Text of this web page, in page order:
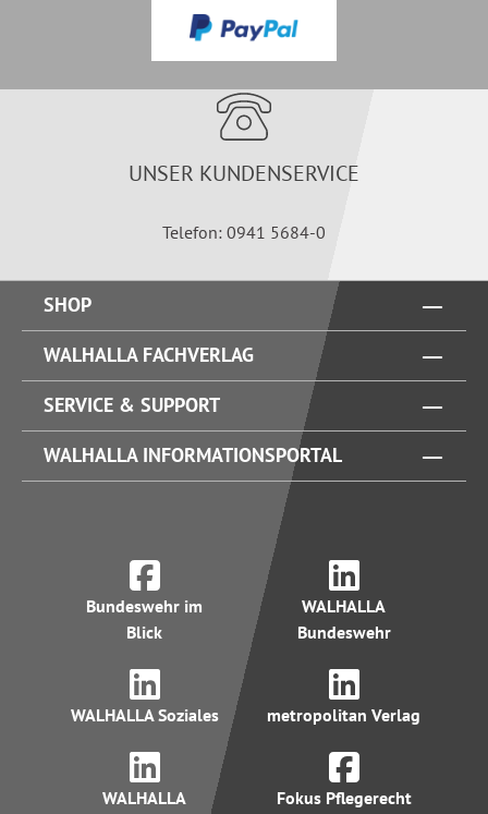
UNSER KUNDENSERVICE
Telefon: 0941 5684-0
SHOP
WALHALLA FACHVERLAG
SERVICE & SUPPORT
WALHALLA INFORMATIONSPORTAL
Bundeswehr im
Blick
WALHALLA
Bundeswehr
WALHALLA Soziales metropolitan Verlag
WALHALLA
Fokus Pflegerecht